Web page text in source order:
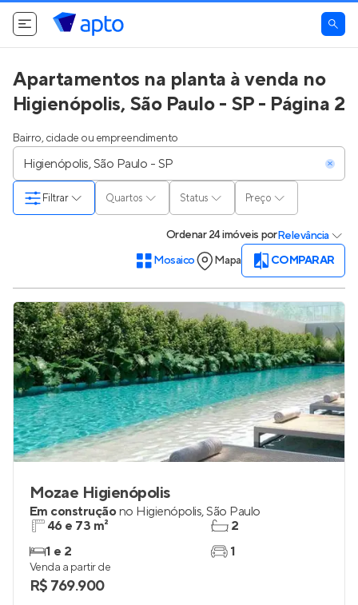
Apartamentos na planta à venda no
Higienópolis, São Paulo - SP - Página 2
Bairro, cidade ou empreendimento
Quartos Status Preço
Filtrar
Ordenar24 imóveis porRelevância
Mosaico
Mapa COMPARAR
Mozae Higienópolis
Em construçãono Higienópolis,São Paulo
46 e 73 m²
1 e 2
2
1
Venda a partir de
R$ 769.900